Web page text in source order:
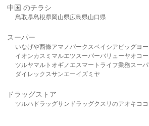
中国 のチラシ
鳥取県島根県岡山県広島県山口県
スーパー
いなげや西條アマノパークスベイシア ビッグヨ
イオンカスミ マルエツスーパーバリューヤオコー
ツルヤマルト オギノ エスマート ライフ業務スー
ダイレックスサンエーイズミヤ
ドラッグストア
ツルハドラッグサンドラッグクスリのアオキ コ